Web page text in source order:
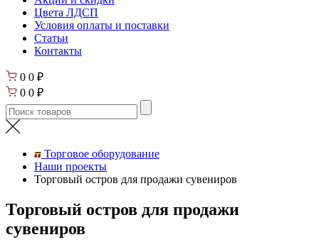
Цвета ЛДСП
Условия оплаты и поставки
Статьи
Контакты
0 0 ₽
0 0 ₽
Торговое оборудование
Наши проекты
Торговый остров для продажи сувениров
Торговый остров для продажи
сувениров